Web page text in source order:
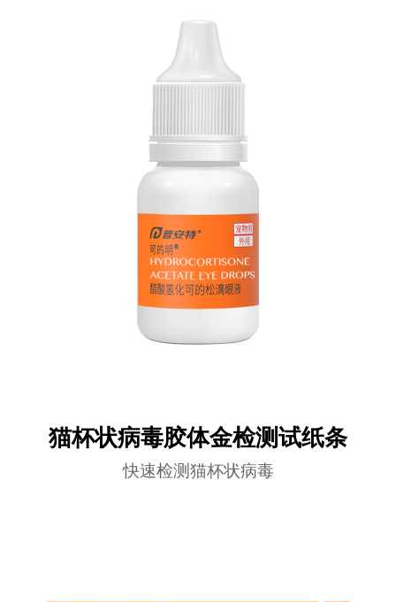
猫杯状病毒胶体金检测试纸条
快速检测猫杯状病毒